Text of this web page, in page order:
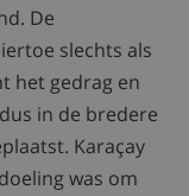
De
slechts als
het gedrag en
in de bredere
Karaçay
was om